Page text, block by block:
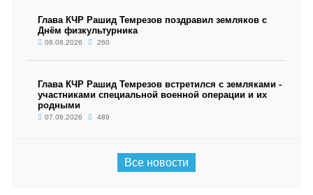
Глава КЧР Рашид Темрезов поздравил земляков с
Днём физкультурника
08.08.2026 260
Глава КЧР Рашид Темрезов встретился с земляками -
участниками специальной военной операции и их
родными
07.08.2026 489
Все новости